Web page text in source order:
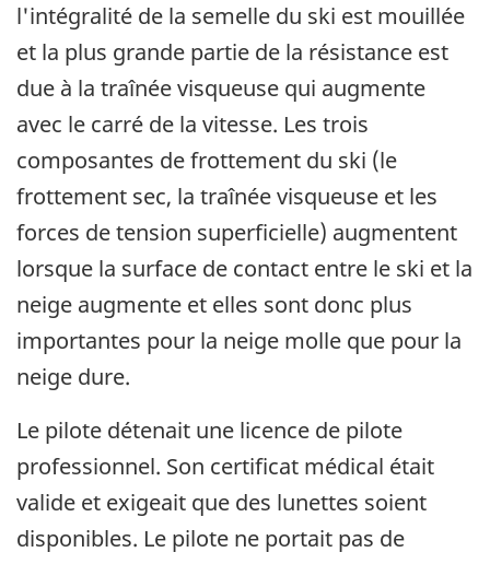
l'intégralité de la semelle du ski est mouillée
et la plus grande partie de la résistance est
due à la traînée visqueuse qui augmente
avec le carré de la vitesse. Les trois
composantes de frottement du ski (le
frottement sec, la traînée visqueuse et les
forces de tension superficielle) augmentent
lorsque la surface de contact entre le ski et la
neige augmente et elles sont donc plus
importantes pour la neige molle que pour la
neige dure.
Le pilote détenait une licence de pilote
professionnel. Son certificat médical était
valide et exigeait que des lunettes soient
disponibles. Le pilote ne portait pas de